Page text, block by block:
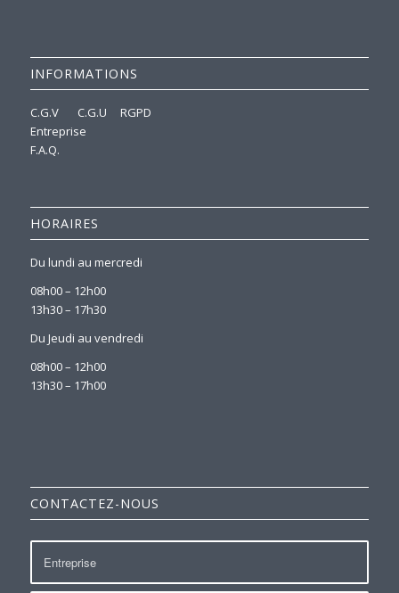
INFORMATIONS
C.G.V C.G.U
RGPD
Entreprise
F.A.Q.
HORAIRES
Du lundi au mercredi
08h00 – 12h00
13h30 – 17h30
Du Jeudi au vendredi
08h00 – 12h00
13h30 – 17h00
CONTACTEZ-NOUS